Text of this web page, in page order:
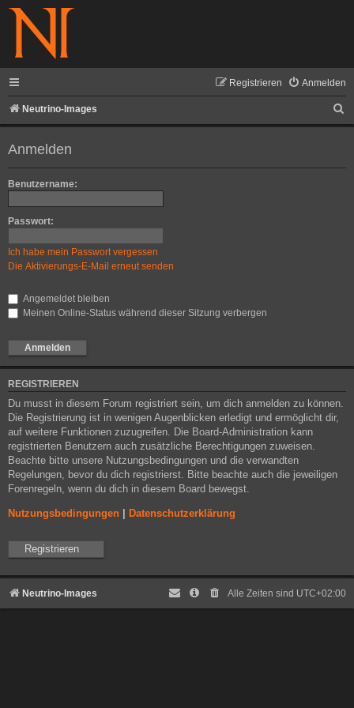
Anmelden
Registrieren
Neutrino-Images
u
Anmelden
Benutzername:
Passwort:
Ich habe mein Passwort vergessen
Die Aktivierungs-E-Mail erneut senden
Angemeldet bleiben
Meinen Online-Status während dieser Sitzung verbergen
REGISTRIEREN
Du musst in diesem Forum registriert sein, um dich anmelden zu können.
Die Registrierung ist in wenigen Augenblicken erledigt und ermöglicht dir,
auf weitere Funktionen zuzugreifen. Die Board-Administration kann
registrierten Benutzern auch zusätzliche Berechtigungen zuweisen.
Beachte bitte unsere Nutzungsbedingungen und die verwandten
Regelungen, bevor du dich registrierst. Bitte beachte auch die jeweiligen
Forenregeln, wenn du dich in diesem Board bewegst.
Nutzungsbedingungen Datenschutzerklärung
Registrieren
Neutrino-Images Alle Zeiten sind UTC+02:00